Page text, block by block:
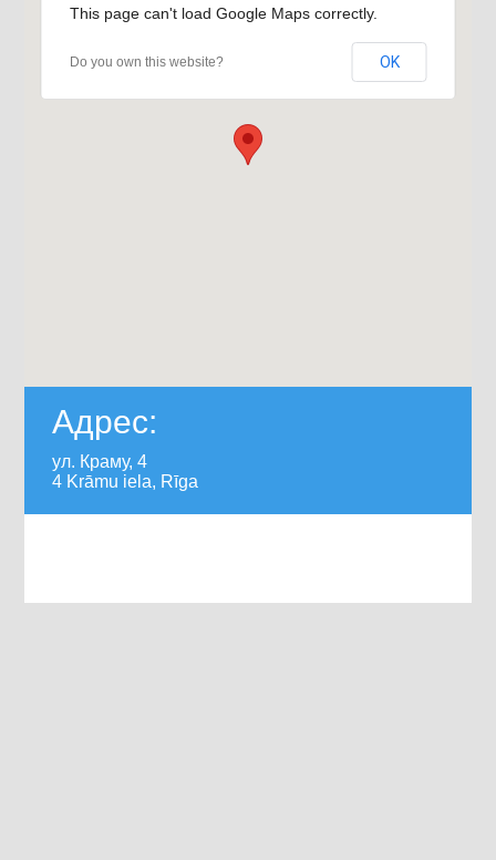
This page can't load Google Maps correctly.
Do you own this website? OK
Адрес:
ул. Краму, 4
4 Krāmu iela, Rīga